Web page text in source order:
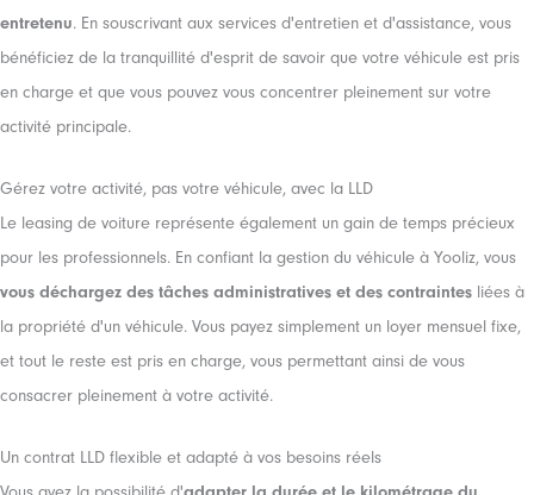
entretenu. En souscrivant aux services d'entretien et d'assistance, vous
bénéficiez de la tranquillité d'esprit de savoir que votre véhicule est pris
en charge et que vous pouvez vous concentrer pleinement sur votre
activité principale.
Gérez votre activité, pas votre véhicule, avec la LLD
Le leasing de voiture représente également un gain de temps précieux
pour les professionnels. En confiant la gestion du véhicule à Yooliz, vous
vous déchargez des tâches administratives et des contraintes liées à
la propriété d'un véhicule. Vous payez simplement un loyer mensuel fixe,
et tout le reste est pris en charge, vous permettant ainsi de vous
consacrer pleinement à votre activité.
Un contrat LLD flexible et adapté à vos besoins réels